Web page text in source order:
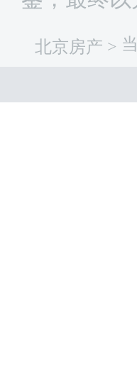
北京房产 >